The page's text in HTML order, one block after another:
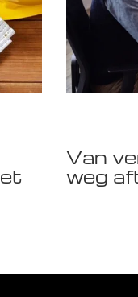
Van
weg